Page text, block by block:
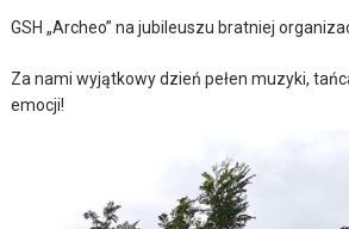
GSH „Archeo” na jubileuszu bratniej
Za nami wyjątkowy dzień pełen muzyki,
emocji!